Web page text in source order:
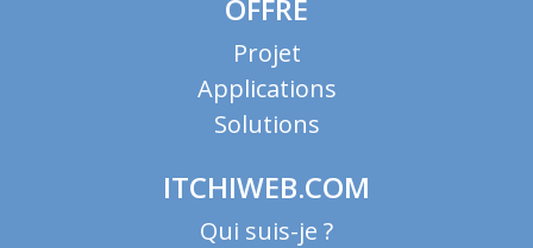
OFFRE
Projet
Applications
Solutions
ITCHIWEB.COM
Qui suis-je ?